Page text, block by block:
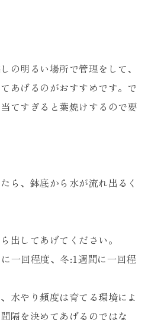
の明るい場所で管理をして、
あげるのがおすすめです。で
てすぎると葉焼けするので要
ら、鉢底から水が流れ出るく
出してあげてください。
一回程度、冬:1週間に一回程
水やり頻度は育てる環境によ
隔を決めてあげるのではな